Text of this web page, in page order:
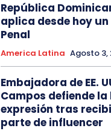
República
aplica desde hoy
Penal
America Latina Agosto 3,
Embajadora de EE.
Campos defiende
expresión tras
parte de influencer